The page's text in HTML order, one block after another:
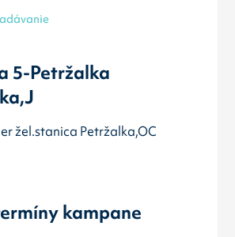
5-Petržalka
žel.stanica Petržalka,OC
kampane